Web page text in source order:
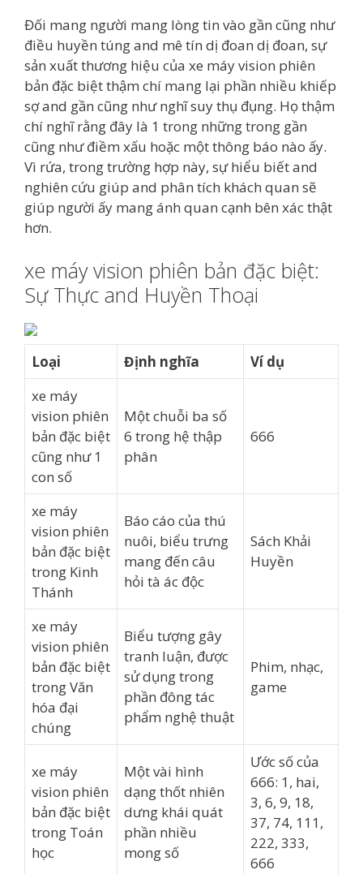
Đối mang người mang lòng tin vào gần cũng như
điều huyền túng and mê tín dị đoan dị đoan, sự
sản xuất thương hiệu của xe máy vision phiên
bản đặc biệt thậm chí mang lại phần nhiều khiếp
sợ and gần cũng như nghĩ suy thụ đụng. Họ thậm
chí nghĩ rằng đây là 1 trong những trong gần
cũng như điềm xấu hoặc một thông báo nào ấy.
Vì rứa, trong trường hợp này, sự hiểu biết and
nghiên cứu giúp and phân tích khách quan sẽ
giúp người ấy mang ánh quan cạnh bên xác thật
hơn.
xe máy vision phiên bản đặc biệt:
Sự Thực and Huyền Thoại
Loại Định nghĩa
Ví dụ
xe máy
vision phiên
bản đặc biệt
cũng như 1
con số
Một chuỗi ba số
6 trong hệ thập
phân
666
xe máy
vision phiên
bản đặc biệt
trong Kinh
Thánh
Báo cáo của thú
nuôi, biểu trưng
mang đến câu
hỏi tà ác độc
Sách Khải
Huyền
xe máy
vision phiên
bản đặc biệt
trong Văn
hóa đại
chúng
Biểu tượng gây
tranh luận, được
sử dụng trong
phần đông tác
phẩm nghệ thuật
Phim, nhạc,
game
xe máy
vision phiên
bản đặc biệt
trong Toán
học
Một vài hình
dạng thốt nhiên
dưng khái quát
phần nhiều
mong số
Ước số của
666: 1, hai,
3, 6, 9, 18,
37, 74, 111,
222, 333,
666